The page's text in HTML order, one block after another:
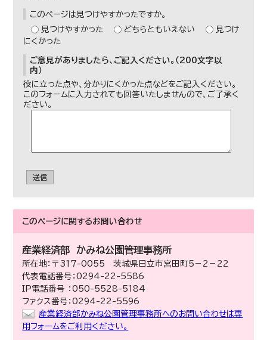
このページは見つけやすかったですか。
見つけやすかった
どちらともいえない
見つけ
にくかった
ご意見がありましたら、ご記入ください。（200文字以
内）
役に立った点や、分かりにくかった点などをご記入ください。
このフォームに入力されても回答いたしませんので、ご了承く
ださい。
送信
このページに関するお問い合わせ
産業経済部かみね公園管理事務所
所在地：〒317-0055 茨城県日立市宮田町5－2－22
代表電話番号：0294-22-5586
IP電話番号 ：050-5528-5184
ファクス番号：0294-22-5596
産業経済部かみね公園管理事務所へのお問い合わせは専
用フォームをご利用ください。